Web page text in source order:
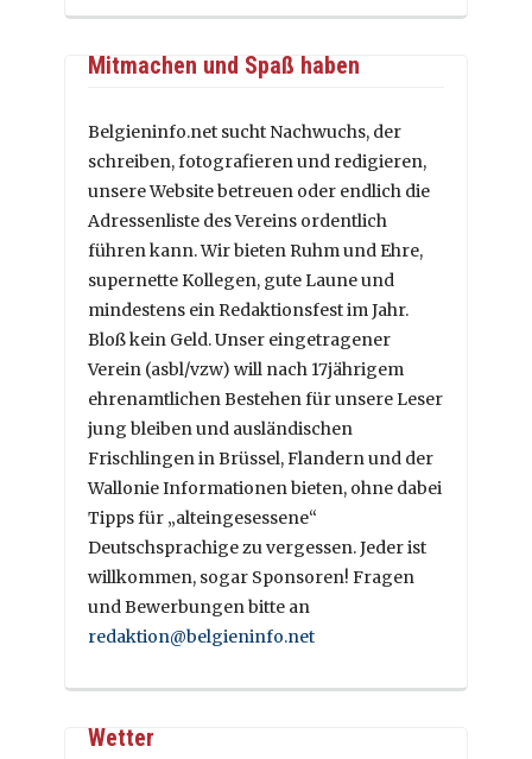
Mitmachen und Spaß haben
Belgieninfo.net sucht Nachwuchs, der
schreiben, fotografieren und redigieren,
unsere Website betreuen oder endlich die
Adressenliste des Vereins ordentlich
führen kann. Wir bieten Ruhm und Ehre,
supernette Kollegen, gute Laune und
mindestens ein Redaktionsfest im Jahr.
Bloß kein Geld. Unser eingetragener
Verein (asbl/vzw) will nach 17jährigem
ehrenamtlichen Bestehen für unsere Leser
jung bleiben und ausländischen
Frischlingen in Brüssel, Flandern und der
Wallonie Informationen bieten, ohne dabei
Tipps für „alteingesessene“
Deutschsprachige zu vergessen. Jeder ist
willkommen, sogar Sponsoren! Fragen
und Bewerbungen bitte an
redaktion@belgieninfo.net
Wetter